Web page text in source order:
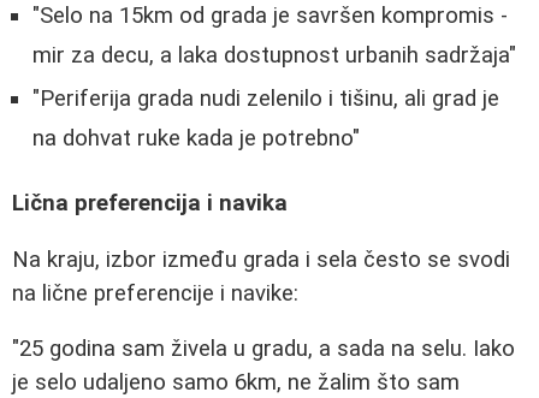
"Selo na 15km od grada je savršen kompromis -
mir za decu, a laka dostupnost urbanih sadržaja"
"Periferija grada nudi zelenilo i tišinu, ali grad je
na dohvat ruke kada je potrebno"
Lična preferencija i navika
Na kraju, izbor između grada i sela često se svodi
na lične preferencije i navike:
"25 godina sam živela u gradu, a sada na selu. Iako
je selo udaljeno samo 6km, ne žalim što sam